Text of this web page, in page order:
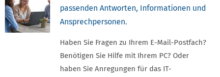
passenden Antworten, Informationen und
Ansprechpersonen.
Haben Sie Fragen zu Ihrem E-Mail-Postfach?
Benötigen Sie Hilfe mit Ihrem PC? Oder
haben Sie Anregungen für das IT-